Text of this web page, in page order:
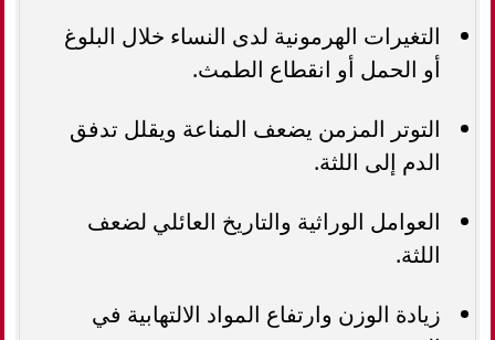
التغيرات الهرمونية لدى النساء خلال البلوغ
أو الحمل أو انقطاع الطمث.
التوتر المزمن يضعف المناعة ويقلل تدفق
الدم إلى اللثة.
العوامل الوراثية والتاريخ العائلي لضعف
اللثة.
زيادة الوزن وارتفاع المواد الالتهابية في